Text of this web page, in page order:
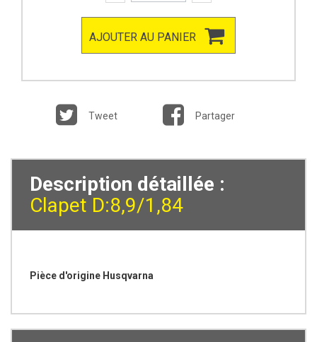
AJOUTER AU PANIER
Tweet Partager
Description détaillée :
Clapet D:8,9/1,84
Pièce d'origine Husqvarna